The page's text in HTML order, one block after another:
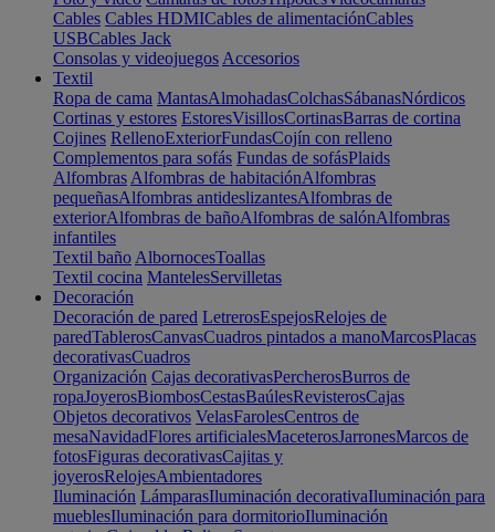
Cables Cables HDMICables de alimentaciónCables
USBCables Jack
Consolas y videojuegos Accesorios
Textil
Ropa de cama MantasAlmohadasColchasSábanasNórdicos
Cortinas y estores EstoresVisillosCortinasBarras de cortina
Cojines RellenoExteriorFundasCojín con relleno
Complementos para sofás Fundas de sofásPlaids
Alfombras Alfombras de habitaciónAlfombras
pequeñasAlfombras antideslizantesAlfombras de
exteriorAlfombras de bañoAlfombras de salónAlfombras
infantiles
Textil baño AlbornocesToallas
Textil cocina MantelesServilletas
Decoración
Decoración de pared LetrerosEspejosRelojes de
paredTablerosCanvasCuadros pintados a manoMarcosPlacas
decorativasCuadros
Organización Cajas decorativasPercherosBurros de
ropaJoyerosBiombosCestasBaúlesRevisterosCajas
Objetos decorativos VelasFarolesCentros de
mesaNavidadFlores artificialesMaceterosJarronesMarcos de
fotosFiguras decorativasCajitas y
joyerosRelojesAmbientadores
Iluminación LámparasIluminación decorativaIluminación para
mueblesIluminación para dormitorioIluminación